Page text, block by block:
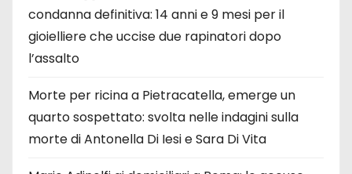
condanna definitiva: 14 anni e 9 mesi per il
gioielliere che uccise due rapinatori dopo
l’assalto
Morte per ricina a Pietracatella, emerge un
quarto sospettato: svolta nelle indagini sulla
morte di Antonella Di Iesi e Sara Di Vita